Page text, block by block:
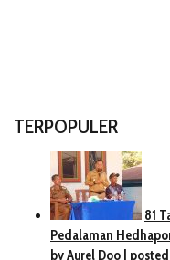
TERPOPULER